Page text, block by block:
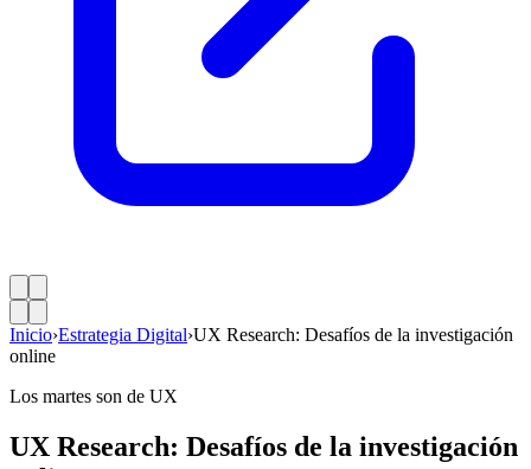
Inicio›Estrategia Digital›UX Research: Desafíos de la investigación
online
Los martes son de UX
UX Research: Desafíos de la investigación